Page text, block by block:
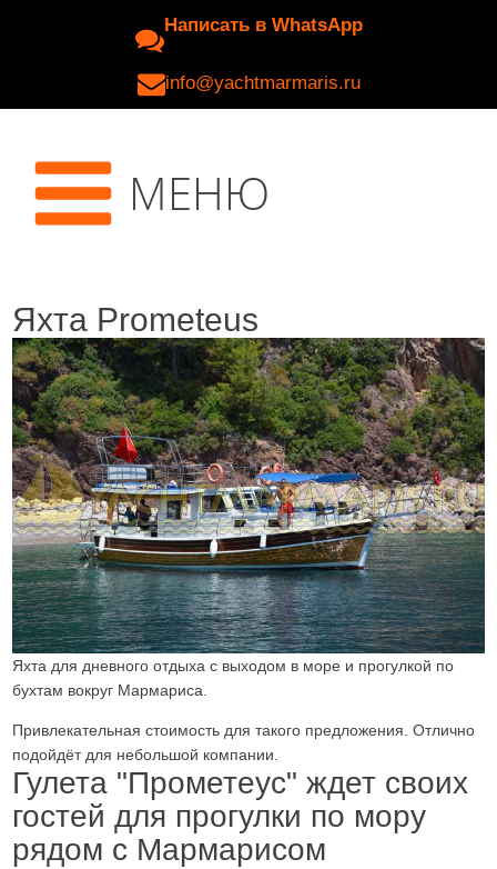
Написать в WhatsApp
info@yachtmarmaris.ru
МЕНЮ
Яхта Prometeus
Яхта для дневного отдыха с выходом в море и прогулкой по
бухтам вокруг Мармариса.
Привлекательная стоимость для такого предложения. Отлично
подойдёт для небольшой компании.
Гулета "Прометеус" ждет своих
гостей для прогулки по мору
рядом с Мармарисом